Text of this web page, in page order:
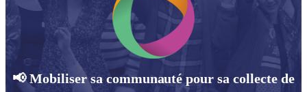
📢 Mobiliser sa communauté pour sa collecte de